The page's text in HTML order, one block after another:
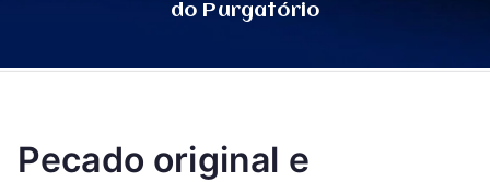
do Purgatório
Pecado original e